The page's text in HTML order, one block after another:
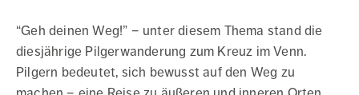
“Geh deinen Weg!” – unter diesem Thema stand die
diesjährige Pilgerwanderung zum Kreuz im Venn.
Pilgern bedeutet, sich bewusst auf den Weg zu